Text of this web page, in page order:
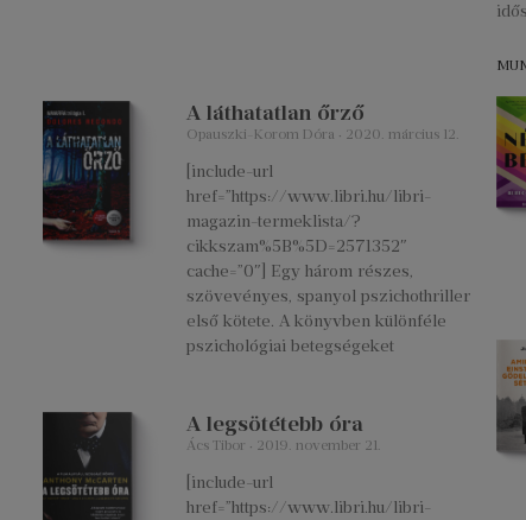
A láthatatlan őrző
Opauszki-Korom Dóra 2020. március 12.
[include-url
href=”https://www.libri.hu/libri-
magazin-termeklista/?
cikkszam%5B%5D=2571352″
cache=”0″] Egy három részes,
szövevényes, spanyol pszichothriller
első kötete. A könyvben különféle
pszichológiai betegségeket
A legsötétebb óra
Ács Tibor 2019. november 21.
[include-url
href=”https://www.libri.hu/libri-